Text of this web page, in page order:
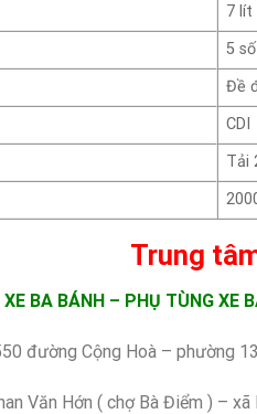
7 lít
5
Đề
CDI
Tải
Trung
XE BA BÁNH – PHỤ TÙNG
đường Cộng Hoà – phường
Văn Hớn ( chợ Bà Điểm ) –